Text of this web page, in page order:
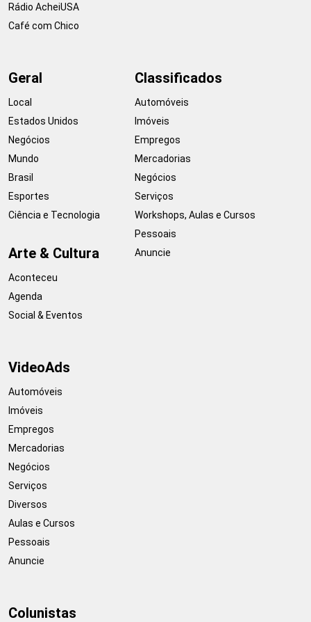
Rádio AcheiUSA
Café com Chico
Geral
Local
Estados Unidos
Negócios
Mundo
Brasil
Esportes
Ciência e Tecnologia
Arte & Cultura
Aconteceu
Agenda
Social & Eventos
Classificados
Automóveis
Imóveis
Empregos
Mercadorias
Negócios
Serviços
Workshops, Aulas e Cursos
Pessoais
Anuncie
VideoAds
Automóveis
Imóveis
Empregos
Mercadorias
Negócios
Serviços
Diversos
Aulas e Cursos
Pessoais
Anuncie
Colunistas